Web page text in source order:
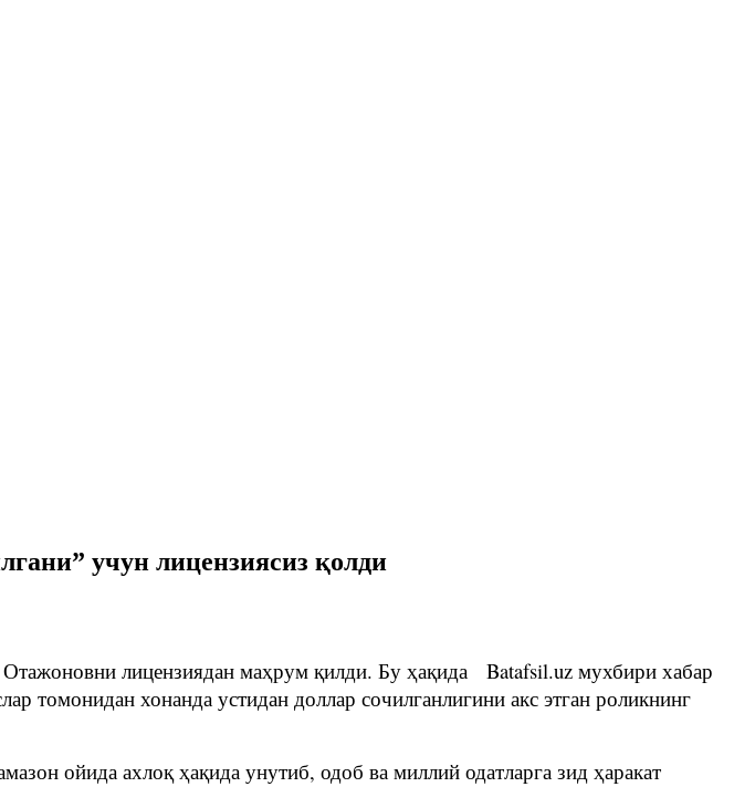
учун лицензиясиз қолди
лицензиядан маҳрум қилди. Бу ҳақида Batafsil.uz мухбири хабар
томонидан хонанда устидан доллар сочилганлигини акс этган роликнинг
ойида ахлоқ ҳақида унутиб, одоб ва миллий одатларга зид ҳаракат